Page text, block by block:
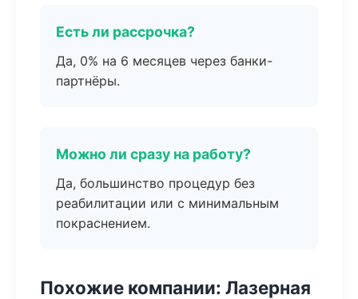
Есть ли рассрочка?
Да, 0% на 6 месяцев через банки-
партнёры.
Можно ли сразу на работу?
Да, большинство процедур без
реабилитации или с минимальным
покраснением.
Похожие компании: Лазерная